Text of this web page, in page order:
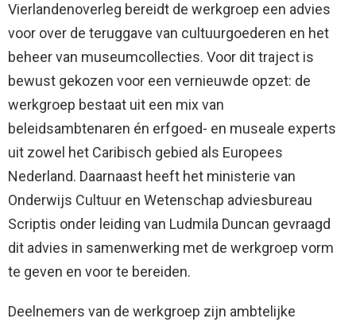
Vierlandenoverleg bereidt de werkgroep een advies
voor over de teruggave van cultuurgoederen en het
beheer van museumcollecties. Voor dit traject is
bewust gekozen voor een vernieuwde opzet: de
werkgroep bestaat uit een mix van
beleidsambtenaren én erfgoed- en museale experts
uit zowel het Caribisch gebied als Europees
Nederland. Daarnaast heeft het ministerie van
Onderwijs Cultuur en Wetenschap adviesbureau
Scriptis onder leiding van Ludmila Duncan gevraagd
dit advies in samenwerking met de werkgroep vorm
te geven en voor te bereiden.
Deelnemers van de werkgroep zijn ambtelijke